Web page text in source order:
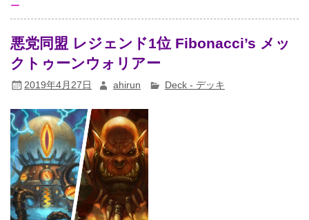
ー
悪党同盟 レジェンド1位 Fibonacci’s メッ
クトゥーンウォリアー
2019年4月27日 ahirun Deck - デッキ